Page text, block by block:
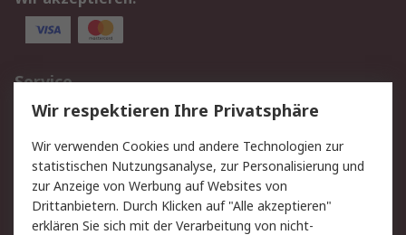
Service
Value Added Services
Lieferlösungen
Rücksendungen
Kontakt
Hilfe
Rechtliches
Wir respektieren Ihre Privatsphäre
Wir verwenden Cookies und andere Technologien zur
statistischen Nutzungsanalyse, zur Personalisierung und
zur Anzeige von Werbung auf Websites von
Drittanbietern. Durch Klicken auf "Alle akzeptieren"
erklären Sie sich mit der Verarbeitung von nicht-